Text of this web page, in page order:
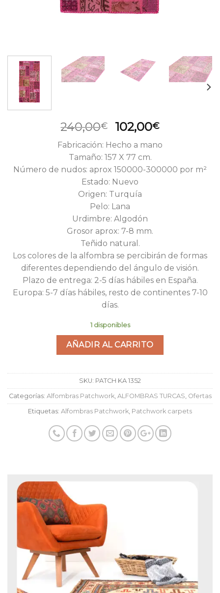
240,00€
El
precio
original
era:
240,00€.
102,00€El
actual
102,00€.
Fabricación: Hecho a mano
Tamaño: 157 X 77 cm.
Número de nudos: aprox 150000-300000 por m²
Estado: Nuevo
Origen: Turquía
Pelo: Lana
Urdimbre: Algodón
Grosor aprox: 7-8 mm.
Teñido natural.
Los colores de la alfombra se percibirán de formas
diferentes dependiendo del ángulo de visión.
Plazo de entrega: 2-5 días hábiles en España.
Europa: 5-7 días hábiles, resto de continentes 7-10
días.
1 disponibles
AÑADIR AL CARRITO
SKU: PATCH KA 1352
Categorías: Alfombras Patchwork, ALFOMBRAS TURCAS, Ofertas
Etiquetas: Alfombras Patchwork, Patchwork carpets